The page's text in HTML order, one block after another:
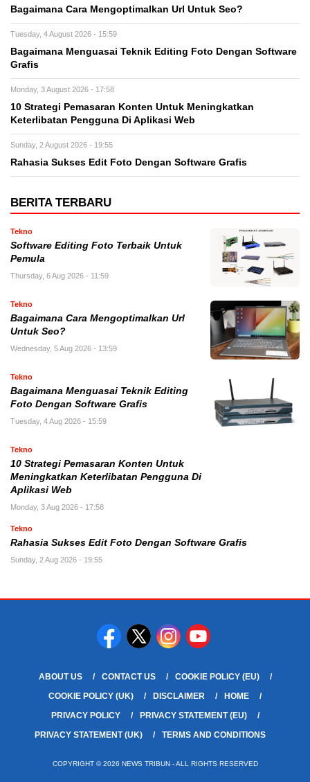
Bagaimana Cara Mengoptimalkan Url Untuk Seo?
Tuesday, 4 August 2026 - 15:59
Bagaimana Menguasai Teknik Editing Foto Dengan Software
Grafis
Monday, 3 August 2026 - 17:58
10 Strategi Pemasaran Konten Untuk Meningkatkan
Keterlibatan Pengguna Di Aplikasi Web
Sunday, 2 August 2026 - 19:55
Rahasia Sukses Edit Foto Dengan Software Grafis
BERITA TERBARU
Tekno
Software Editing Foto Terbaik Untuk
Pemula
Thursday, 6 Aug 2026 - 11:59
Tekno
Bagaimana Cara Mengoptimalkan Url
Untuk Seo?
Wednesday, 5 Aug 2026 - 13:59
Tekno
Bagaimana Menguasai Teknik Editing
Foto Dengan Software Grafis
Tuesday, 4 Aug 2026 - 15:59
Tekno
10 Strategi Pemasaran Konten Untuk
Meningkatkan Keterlibatan Pengguna Di
Aplikasi Web
Monday, 3 Aug 2026 - 17:58
Tekno
Rahasia Sukses Edit Foto Dengan Software Grafis
Sunday, 2 Aug 2026 - 19:55
ABOUT US CONTACT US
COOKIE POLICY (EU)
COOKIE POLICY (UK)
DISCLAIMER
HOME
PRIVACY POLICY
PRIVACY STATEMENT (EU)
PRIVACY STATEMENT (UK)
TERMS AND CONDITIONS
COPYRIGHT © 2026 NEWS TRIBUN - ALL RIGHTS RESERVED